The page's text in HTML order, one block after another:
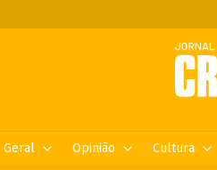
Geral Opinião Cultura